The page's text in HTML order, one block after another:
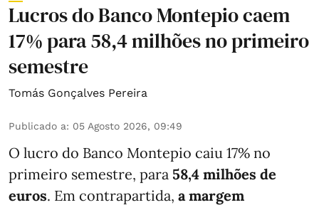
Lucros do Banco Montepio caem
17% para 58,4 milhões no primeiro
semestre
Tomás Gonçalves Pereira
Publicado a: 05 Agosto 2026, 09:49
O lucro do Banco Montepio caiu 17% no
primeiro semestre, para 58,4 milhões de
euros. Em contrapartida, a margem